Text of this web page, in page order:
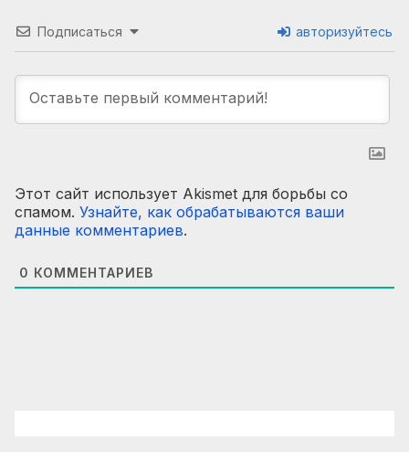
Подписаться авторизуйтесь
Этот сайт использует Akismet для борьбы со
спамом. Узнайте, как обрабатываются ваши
данные комментариев.
0 КОММЕНТАРИЕВ